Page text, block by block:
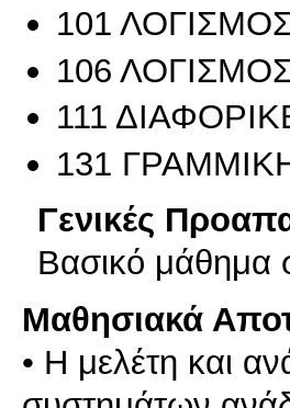
101
106
111
131
Γενικές
Βασικό μάθημα
Μαθησιακά
• Η μελέτη και